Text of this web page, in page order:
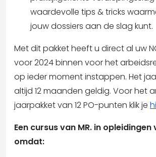
waardevolle tips & tricks
jouw dossiers aan de slag kunt.
Met dit pakket heeft u direct al uw
voor 2024 binnen voor het
op ieder moment instappen. Het
altijd 12 maanden geldig. Voor het
jaarpakket van 12 PO-punten klik je
Een cursus van MR. in opleidingen
omdat: